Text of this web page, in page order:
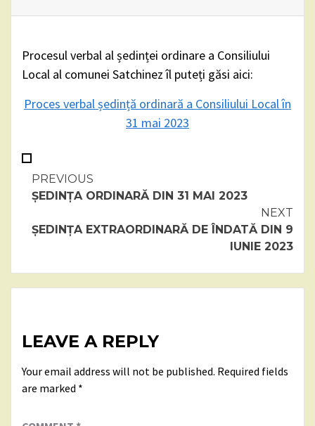
Procesul verbal al ședinței ordinare a Consiliului
Local al comunei Satchinez îl puteți găsi aici:
Proces verbal ședință ordinară a Consiliului Local în
31 mai 2023
Continue
Reading
PREVIOUS
ȘEDINȚA ORDINARĂ DIN 31 MAI 2023
NEXT
ȘEDINȚA EXTRAORDINARĂ DE ÎNDATĂ DIN 9
IUNIE 2023
LEAVE A REPLY
Your email address will not be published. Required fields
are marked *